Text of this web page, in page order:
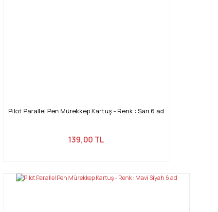
Pilot Parallel Pen Mürekkep Kartuş - Renk : Sarı 6 ad
139,00 TL